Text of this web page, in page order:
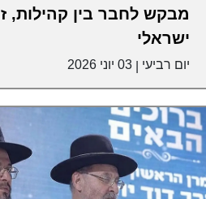
מבקש לחבר בין קהילות,
ישראלי
יום רביעי 03 יוני 2026